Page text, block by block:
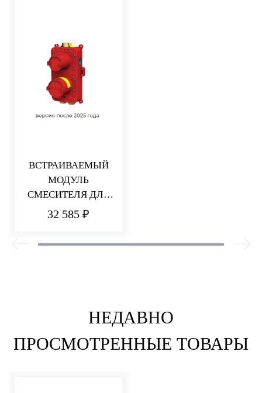
ВСТРАИВАЕМЫЙ
МОДУЛЬ
СМЕСИТЕЛЯ ДЛЯ
ДУША НА 2/3
32 585 ₽
НЕДАВНО
ПРОСМОТРЕННЫЕ ТОВАРЫ